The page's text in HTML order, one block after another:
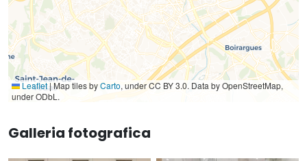
Leaflet|Map tiles byCarto, under CC BY 3.0. Data by OpenStreetMap,
under ODbL.
Galleria fotografica